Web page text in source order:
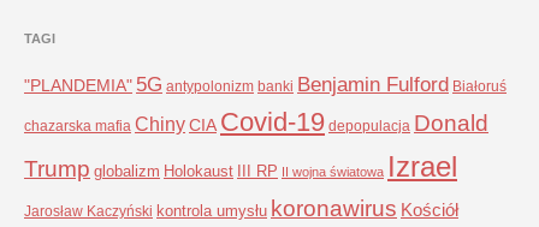
TAGI
"PLANDEMIA" 5G antypolonizm banki Benjamin Fulford Białoruś
chazarska mafia ChinyCIA Covid-19 depopulacja Donald
Trump globalizm Holokaust III RP II wojna światowa Izrael
Jarosław Kaczyński kontrola umysłu koronawirus Kościół